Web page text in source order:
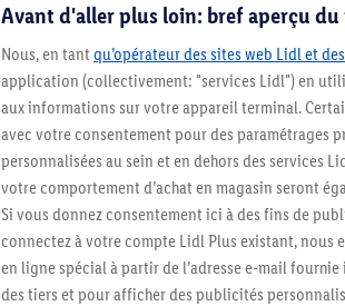
Avant d'aller plus loin: bref aperçu
Nous, en tant qu’opérateur des sites web Lidl et
application (collectivement: "services Lidl") en
aux informations sur votre appareil terminal.
avec votre consentement pour des paramétrages
personnalisées au sein et en dehors des services
votre comportement d’achat en magasin seront
Si vous donnez consentement ici à des fins de
connectez à votre compte Lidl Plus existant,
en ligne spécial à partir de l’adresse e-mail
des tiers et pour afficher des publicités